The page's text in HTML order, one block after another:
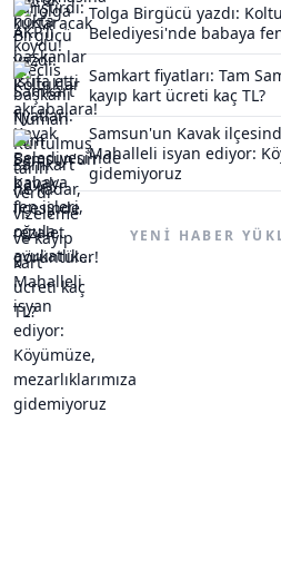
Tolga Birgücü yazdı:
Belediyesi'nde babaya
Samkart fiyatları: Tam
kayıp kart ücreti kaç TL?
Samsun'un Kavak
Mahalleli isyan ediyor:
gidemiyoruz
YENI HABER